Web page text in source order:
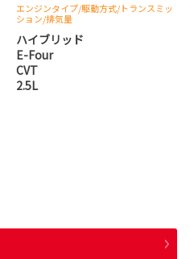
エンジンタイプ/駆動方式/トランスミッ
ション/排気量
ハイブリッド
E-Four
CVT
2.5L